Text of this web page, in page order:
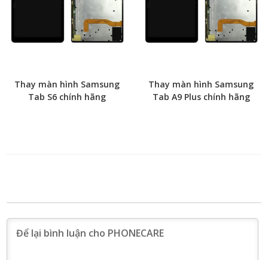
Thay màn hình Samsung
Tab S6 chính hãng
Thay màn hình Samsung
Tab A9 Plus chính hãng